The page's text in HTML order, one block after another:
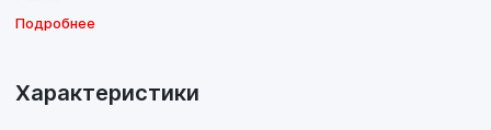
качества с идеальной вязкостью в требуемом диапазоне
Подробнее
Характеристики